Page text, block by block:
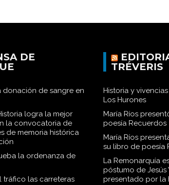
DE
donación de sangre en
logra la mejor
la convocatoria de
de memoria histórica
la ordenanza de
tráfico las carreteras
TRÉVERIS
Historia y
Los Hurones
María Ríos
poesía Recuerdos
María Ríos
su libro de poesía
La Remonarquía
póstumo de Jesús
presentado por la